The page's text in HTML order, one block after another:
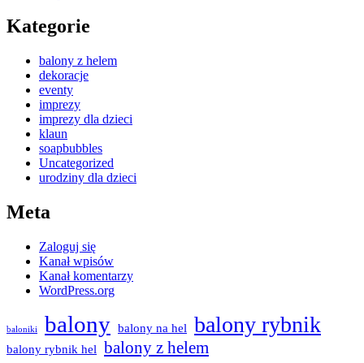
Kategorie
balony z helem
dekoracje
eventy
imprezy
imprezy dla dzieci
klaun
soapbubbles
Uncategorized
urodziny dla dzieci
Meta
Zaloguj się
Kanał wpisów
Kanał komentarzy
WordPress.org
baloniki balony balony na hel balony rybnik
balony rybnik hel balony z helem